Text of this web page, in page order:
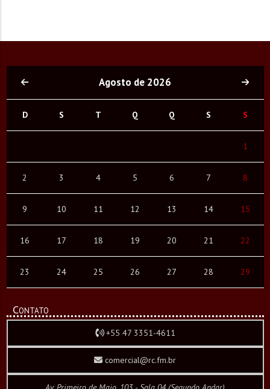
Agosto de 2026
D S T Q Q S S
1
2 3 4 5 6 7 8
9 10 11 12 13 14 15
16 17 18 19 20 21 22
23 24 25 26 27 28 29
Contato
+55 47 3351-4611
comercial@rc.fm.br